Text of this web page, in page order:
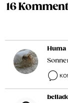
16
Huma